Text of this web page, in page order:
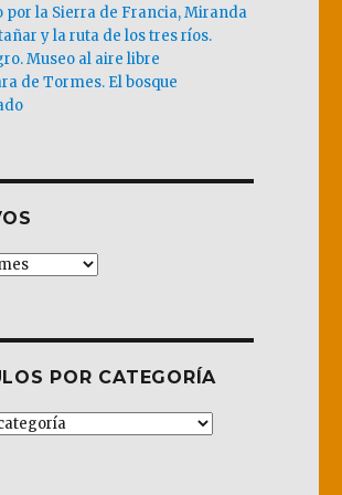
por la Sierra de Francia, Miranda
y la ruta de los tres ríos.
Museo al aire libre
de Tormes. El bosque
POR CATEGORÍA